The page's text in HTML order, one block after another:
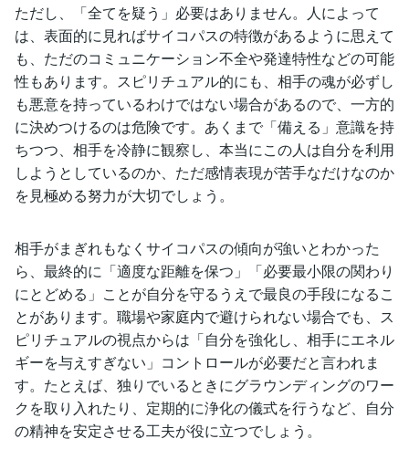
ただし、「全てを疑う」必要はありません。人によって
は、表面的に見ればサイコパスの特徴があるように思えて
も、ただのコミュニケーション不全や発達特性などの可能
性もあります。スピリチュアル的にも、相手の魂が必ずし
も悪意を持っているわけではない場合があるので、一方的
に決めつけるのは危険です。あくまで「備える」意識を持
ちつつ、相手を冷静に観察し、本当にこの人は自分を利用
しようとしているのか、ただ感情表現が苦手なだけなのか
を見極める努力が大切でしょう。
相手がまぎれもなくサイコパスの傾向が強いとわかった
ら、最終的に「適度な距離を保つ」「必要最小限の関わり
にとどめる」ことが自分を守るうえで最良の手段になるこ
とがあります。職場や家庭内で避けられない場合でも、ス
ピリチュアルの視点からは「自分を強化し、相手にエネル
ギーを与えすぎない」コントロールが必要だと言われま
す。たとえば、独りでいるときにグラウンディングのワー
クを取り入れたり、定期的に浄化の儀式を行うなど、自分
の精神を安定させる工夫が役に立つでしょう。